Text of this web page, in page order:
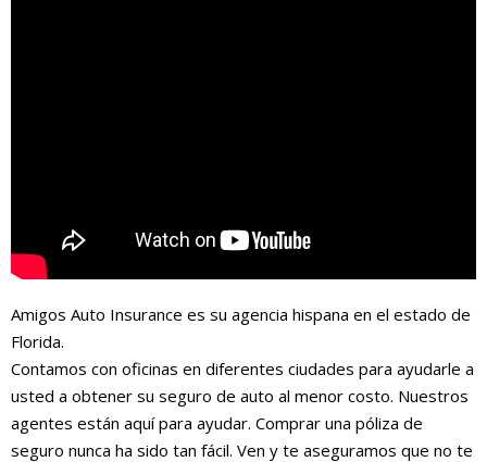
Amigos Auto Insurance es su agencia hispana en el estado de
Florida.
Contamos con oficinas en diferentes ciudades para ayudarle a
usted a obtener su seguro de auto al menor costo. Nuestros
agentes están aquí para ayudar. Comprar una póliza de
seguro nunca ha sido tan fácil. Ven y te aseguramos que no te